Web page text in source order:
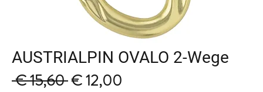
AUSTRIALPIN OVALO 2-Wege
€ 15,60 Regular
€ 12,00